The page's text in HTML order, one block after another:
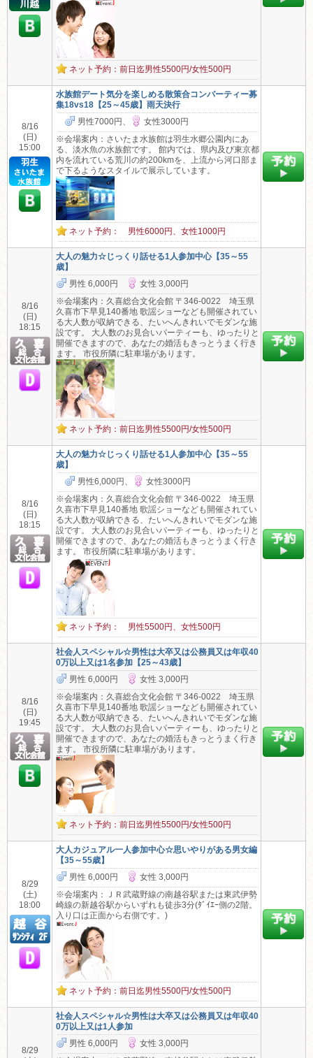
ネット予約：前日迄男性5500円/女性500円
8/16
(日)
15:00
水族館デート気分を楽しめる散策合コンパーティー募
集18vs18【25～45歳】雨天決行
男性7000円、
女性3000円
※会場案内：さいたま水族館は羽生水郷公園内にあ
る、淡水魚の水族館です。 館内では、県内及び東京都
内を流れている荒川の約200kmを、上流から河口部ま
で下るようなスタイルで展示しています。
ネット予約： 男性6000円、女性1000円
8/16
(日)
18:15
大人の魅力☆じっくり話せる1人参加中心【35～55
歳】
男性 6,000円
女性 3,000円
※会場案内：久喜総合文化会館 〒346-0022 埼玉県
久喜市下早見140番地 歌謡ショーなども開催されてい
る大人数が収納できる、たいへんきれいでモダンな施
設です。 大人数のお見合いパーティーも、ゆったりと
開催できますので、あなたの婚活もきっとうまく行き
ます。 市役所隣に駐車場があります。
ネット予約：前日迄男性5500円/女性500円
8/16
(日)
18:15
大人の魅力☆じっくり話せる1人参加中心【35～55
歳】
男性6,000円、
女性3000円
※会場案内：久喜総合文化会館 〒346-0022 埼玉県
久喜市下早見140番地 歌謡ショーなども開催されてい
る大人数が収納できる、たいへんきれいでモダンな施
設です。 大人数のお見合いパーティーも、ゆったりと
開催できますので、あなたの婚活もきっとうまく行き
ます。 市役所隣に駐車場があります。
ネット予約： 男性5500円、女性500円
8/16
(日)
19:45
社会人スペシャル☆男性は大卒又は公務員又は年収40
0万以上又は1名参加【25～43歳】
男性 6,000円
女性 3,000円
※会場案内：久喜総合文化会館 〒346-0022 埼玉県
久喜市下早見140番地 歌謡ショーなども開催されてい
る大人数が収納できる、たいへんきれいでモダンな施
設です。 大人数のお見合いパーティーも、ゆったりと
開催できますので、あなたの婚活もきっとうまく行き
ます。 市役所隣に駐車場があります。
ネット予約：前日迄男性5500円/女性500円
8/29
(土)
18:00
大人カジュアル一人参加中心☆思いやりがある男女編
【35～55歳】
男性 6,000円
女性 3,000円
※会場案内：ＪＲ武蔵野線の南越谷駅または東武伊勢
崎線の新越谷駅からいずれも徒歩3分(ﾀﾞｲｴｰ側の2階。
入り口は正面から右側です。)
ネット予約：前日迄男性5500円/女性500円
8/29
社会人スペシャル☆男性は大卒又は公務員又は年収40
0万以上又は1人参加
男性 6,000円
女性 3,000円